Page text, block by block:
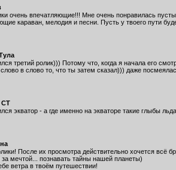
очень впечатляющие!!! Мне очень понравилась
караван, мелодия и песни. Пусть у твоего пути
третий ролик))) Потому что, когда я начала его
в слово то, что ты затем сказал))) даже
CT
экватор - а где именно на экваторе такие глыбы
После их просмотра действительно хочется всё
за мечтой... познавать тайны нашей планеты)
ветра в твоём путешествии!